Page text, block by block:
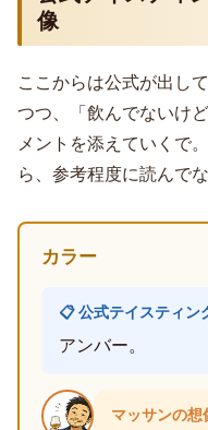
像
ここからは公式が出し
つつ、「飲んでないけ
メントを添えていくで。
ら、参考程度に読んでな
カラー
📋 公式テイスティン
アンバー。
マッサンの想